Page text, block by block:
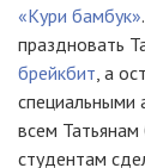
«Кури бамбук»
праздновать
брейкбит , а
специальными
всем
студентам